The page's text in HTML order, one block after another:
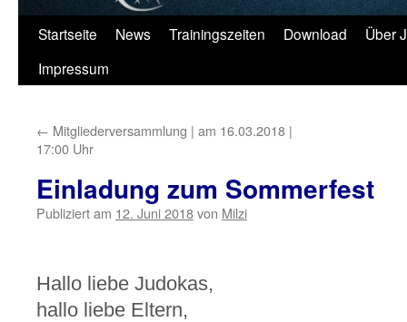
Zum
Inhalt
Startseite News Trainingszeiten Download
Über
Impressum
← Mitgliederversammlung | am 16.03.2018 |
17:00 Uhr
Einladung zum Sommerfest
Publiziert am 12. Juni 2018von Milzi
Hallo liebe Judokas,
hallo liebe Eltern,